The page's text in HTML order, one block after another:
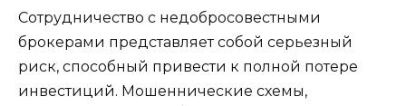
Сотрудничество с недобросовестными
брокерами представляет собой серьезный
риск, способный привести к полной потере
инвестиций. Мошеннические схемы,